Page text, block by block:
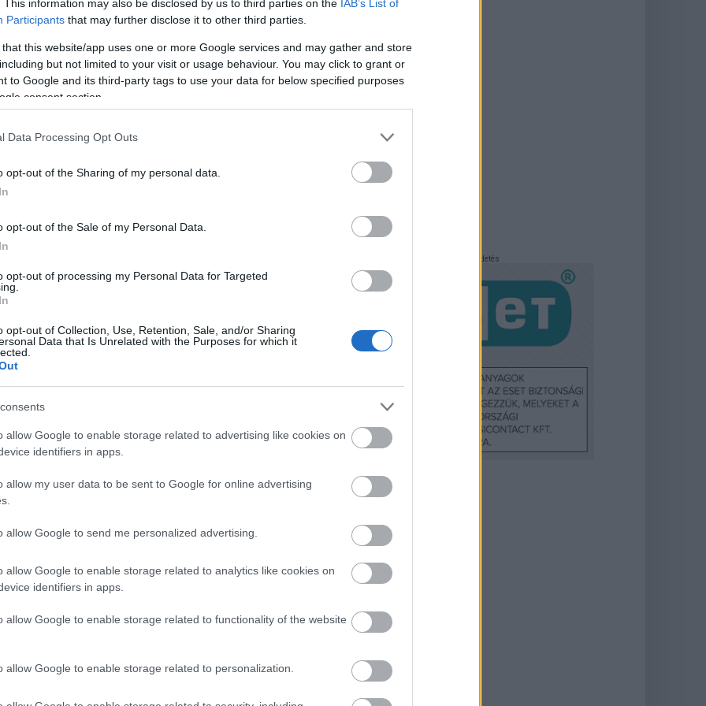
This information may also be disclosed by us to third parties on the IAB’s List of
Participants that may further disclose it to other third parties.
that this website/app uses one or more Google services and may gather and store
but not limited to your visit or usage behaviour. You may click to grant or
to Google and its third-party tags to use your data for below specified purposes
consent section.
Data Processing Opt Outs
opt-out of the Sharing of my personal data.
opt-out of the Sale of my Personal Data.
opt-out of processing my Personal Data for Targeted
opt-out of Collection, Use, Retention, Sale, and/or Sharing
Data that Is Unrelated with the Purposes for which it
allow Google to enable storage related to advertising like cookies on
identifiers in apps.
allow my user data to be sent to Google for online advertising
allow Google to send me personalized advertising.
allow Google to enable storage related to analytics like cookies on
identifiers in apps.
allow Google to enable storage related to functionality of the website
allow Google to enable storage related to personalization.
Tetszik
ahol megrendelői oldalról alapelvárás,
történjen a beszállítás, mindazonáltal
Optional Conference már a második olyan
tapasztalt konferenciaszervező cég és a Sprint
közösen szerveztek abból a célból, hogy a
és Lean Management legújabb trendjeit és
fejlesztők segítségével. A Computerworld
vezető tanácsadója válaszolt.
milyen az agilis menedzsment helyzete
multiknál, illetve a külföldi piacra dolgozó hazai
fejlesztésére. Bár már akadnak olyan itthoni
felé, de egyelőre ez inkább számít ritkaságnak.
Hirdetés